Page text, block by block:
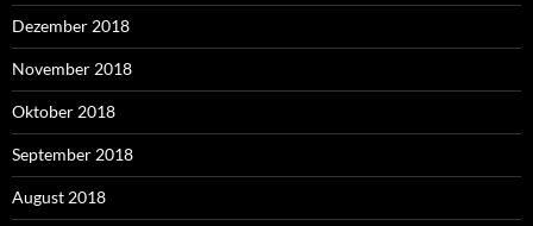
Dezember 2018
November 2018
Oktober 2018
September 2018
August 2018